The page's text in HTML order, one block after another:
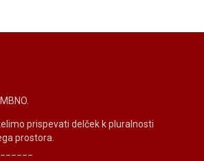
prispevati delček k pluralnosti
prostora.